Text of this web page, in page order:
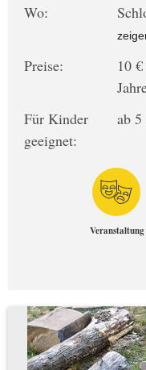
Wo:
Preise:
10
Für Kinder
geeignet:
ab 5
Veranstaltung